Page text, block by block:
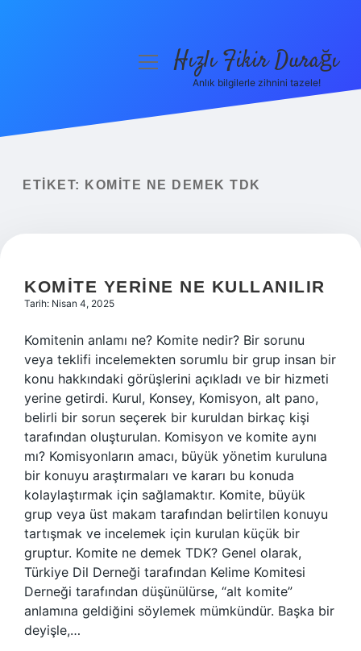
Yasal Uyarı
menüyüHızlı Fikir Durağı
Anlık bilgilerle zihnini tazele!
ETIKET: KOMITE NE DEMEK TDK
KOMITE YERINE NE KULLANILIR
Tarih: Nisan 4, 2025
Komitenin anlamı ne? Komite nedir? Bir sorunu
veya teklifi incelemekten sorumlu bir grup insan bir
konu hakkındaki görüşlerini açıkladı ve bir hizmeti
yerine getirdi. Kurul, Konsey, Komisyon, alt pano,
belirli bir sorun seçerek bir kuruldan birkaç kişi
tarafından oluşturulan. Komisyon ve komite aynı
mı? Komisyonların amacı, büyük yönetim kuruluna
bir konuyu araştırmaları ve kararı bu konuda
kolaylaştırmak için sağlamaktır. Komite, büyük
grup veya üst makam tarafından belirtilen konuyu
tartışmak ve incelemek için kurulan küçük bir
gruptur. Komite ne demek TDK? Genel olarak,
Türkiye Dil Derneği tarafından Kelime Komitesi
Derneği tarafından düşünülürse, “alt komite”
anlamına geldiğini söylemek mümkündür. Başka bir
deyişle,…